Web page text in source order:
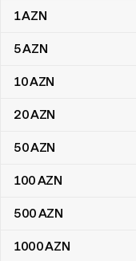
Tabella di conversione
1AZN
5AZN
10AZN
20AZN
50AZN
100AZN
500AZN
1000AZN